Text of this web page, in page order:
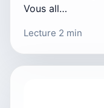
Vous all…
Lecture 2 min